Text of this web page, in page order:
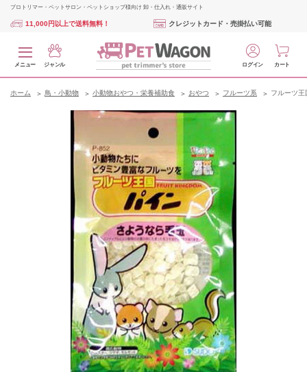
プロトリマー・ペットサロン・ペットショップ様向け 卸・仕入れ・通販サイト
11,000円以上で送料無料！ クレジットカード・売掛払い可能
メニュー ジャンル ログイン カート
ホーム 鳥・小動物 小動物おやつ・栄養補助食 おやつ フルーツ系 フルーツ